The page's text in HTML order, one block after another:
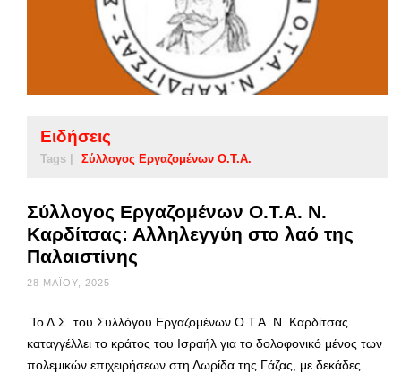
Ειδήσεις
Tags | Σύλλογος Εργαζομένων Ο.Τ.Α.
Σύλλογος Εργαζομένων Ο.Τ.Α. Ν.
Καρδίτσας: Αλληλεγγύη στο λαό της
Παλαιστίνης
28 ΜΑΪ́ΟΥ, 2025
Το Δ.Σ. του Συλλόγου Εργαζομένων Ο.Τ.Α. Ν. Καρδίτσας
καταγγέλλει το κράτος του Ισραήλ για το δολοφονικό μένος των
πολεμικών επιχειρήσεων στη Λωρίδα της Γάζας, με δεκάδες